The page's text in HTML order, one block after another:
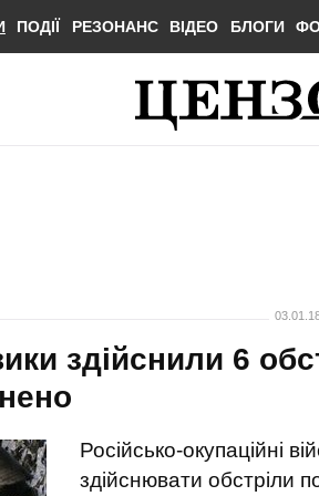
ПОДІЇ РЕЗОНАНС ВІДЕО БЛОГИ
здійснили 6
Російсько-окупаційні
здійснювати обстріли